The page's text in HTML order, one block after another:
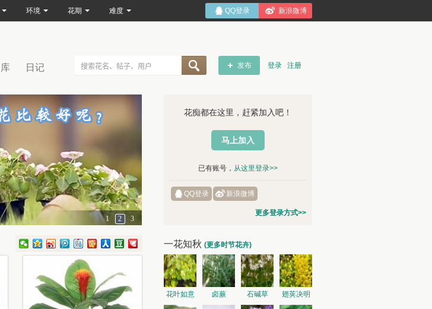
日记 发布 登录 注册
1 2 3
花痴都在这里，赶紧加入吧！
马上加入
已有账号， 从这里登录>>
QQ登录 新浪微博
更多登录方式>>
一花知秋 (更多时节花卉)
花叶如意 卤蕨 石碱草 翅荚决明
环境 花期 难度 QQ登录 新浪微博